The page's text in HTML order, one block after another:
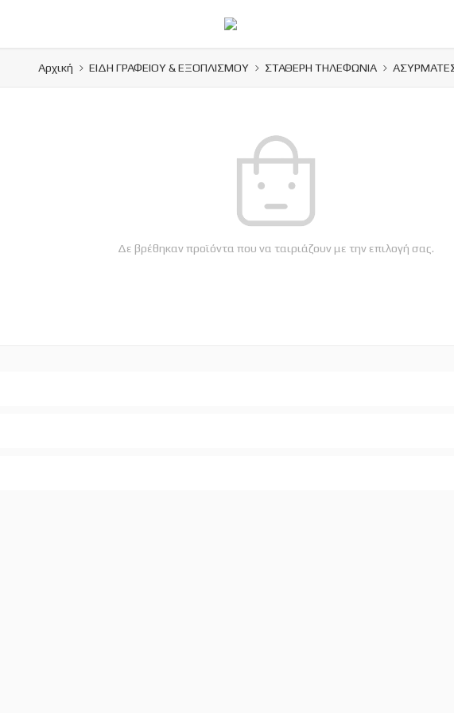
Αρχική ΕΙΔΗ ΓΡΑΦΕΙΟΥ & ΕΞΟΠΛΙΣΜΟΥ ΣΤΑΘΕΡΗ ΤΗΛΕΦΩΝΙΑ
Δε βρέθηκαν προϊόντα που να ταιριάζουν με την επιλογή σας.